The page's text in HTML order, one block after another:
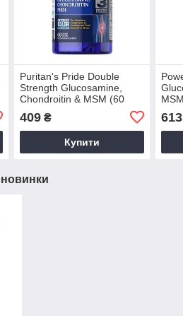
Puritan's Pride Double
Strength Glucosamine,
Chondroitin & MSM (60
409₴
Купити
613
новинки